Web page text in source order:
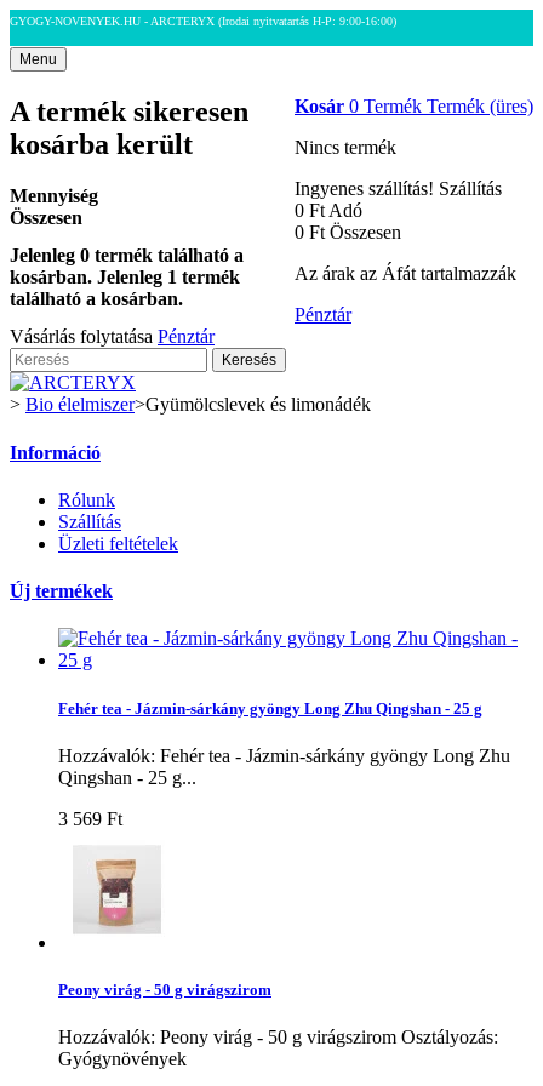
GYOGY-NOVENYEK.HU - ARCTERYX (Irodai nyitvatartás H-P: 9:00-16:00)
Menu
Kosár 0 Termék Termék (üres)
Nincs termék
Ingyenes szállítás! Szállítás
0 Ft‎ Adó
0 Ft‎ Összesen
Az árak az Áfát tartalmazzák
Pénztár
A termék sikeresen
kosárba került
Mennyiség
Összesen
Jelenleg 0 termék található a
kosárban. Jelenleg 1 termék
található a kosárban.
Vásárlás folytatása Pénztár
Keresés
> Bio élelmiszer>Gyümölcslevek és limonádék
Információ
Rólunk
Szállítás
Üzleti feltételek
Új termékek
Fehér tea - Jázmin-sárkány gyöngy Long Zhu Qingshan - 25 g
Hozzávalók: Fehér tea - Jázmin-sárkány gyöngy Long Zhu
Qingshan - 25 g...
3 569 Ft‎
Peony virág - 50 g virágszirom
Hozzávalók: Peony virág - 50 g virágszirom Osztályozás:
Gyógynövények